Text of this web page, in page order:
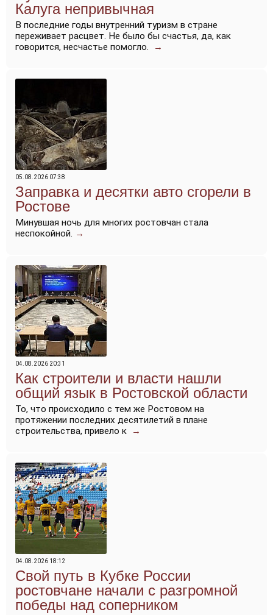
Калуга непривычная
В последние годы внутренний туризм в стране
переживает расцвет. Не было бы счастья, да, как
говорится, несчастье помогло.
→
05.08.2026 07:38
Заправка и десятки авто сгорели в
Ростове
Минувшая ночь для многих ростовчан стала
неспокойной. →
04.08.2026 20:31
Как строители и власти нашли
общий язык в Ростовской области
То, что происходило с тем же Ростовом на
протяжении последних десятилетий в плане
строительства, привело к
→
04.08.2026 18:12
Свой путь в Кубке России
ростовчане начали с разгромной
победы над соперником